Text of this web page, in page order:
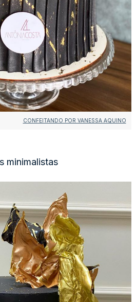
CONFEITANDO POR VANESSA AQUINO
minimalistas